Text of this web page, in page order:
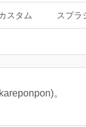
スタム スプラ
。